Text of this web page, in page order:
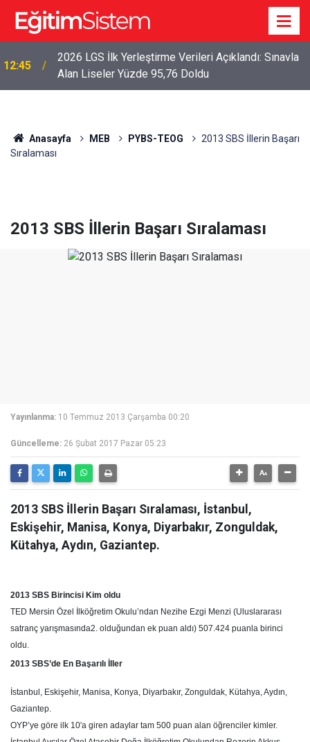
12:45
2026 LGS İlk Yerleştirme Verileri Açıklandı: Sınavla
Alan Liseler Yüzde 95,76 Doldu
Anasayfa MEB PYBS-TEOG
2013 SBS İllerin Başarı
Sıralaması
2013 SBS İllerin Başarı Sıralaması
Yayınlanma: 10 Temmuz 2013 Çarşamba 00:20
Güncelleme: 26 Şubat 2017 Pazar 05:23
2013 SBS İllerin Başarı Sıralaması, İstanbul,
Eskişehir, Manisa, Konya, Diyarbakır, Zonguldak,
Kütahya, Aydın, Gaziantep.
2013 SBS Birincisi Kim oldu
TED Mersin Özel İlköğretim Okulu’ndan Nezihe Ezgi Menzi (Uluslararası
satranç yarışmasında2. olduğundan ek puan aldı) 507.424 puanla birinci
oldu.
2013 SBS’de En Başarılı İller
İstanbul, Eskişehir, Manisa, Konya, Diyarbakır, Zonguldak, Kütahya, Aydın,
Gaziantep.
OYP’ye göre ilk 10′a giren adaylar tam 500 puan alan öğrenciler kimler.